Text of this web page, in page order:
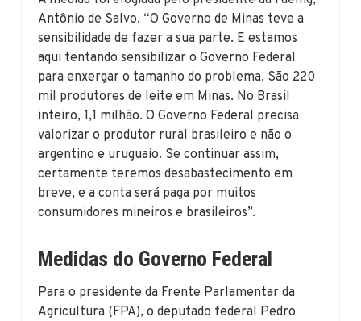
Antônio de Salvo. “O Governo de Minas teve a
sensibilidade de fazer a sua parte. E estamos
aqui tentando sensibilizar o Governo Federal
para enxergar o tamanho do problema. São 220
mil produtores de leite em Minas. No Brasil
inteiro, 1,1 milhão. O Governo Federal precisa
valorizar o produtor rural brasileiro e não o
argentino e uruguaio. Se continuar assim,
certamente teremos desabastecimento em
breve, e a conta será paga por muitos
consumidores mineiros e brasileiros”.
Medidas do Governo Federal
Para o presidente da Frente Parlamentar da
Agricultura (FPA), o deputado federal Pedro